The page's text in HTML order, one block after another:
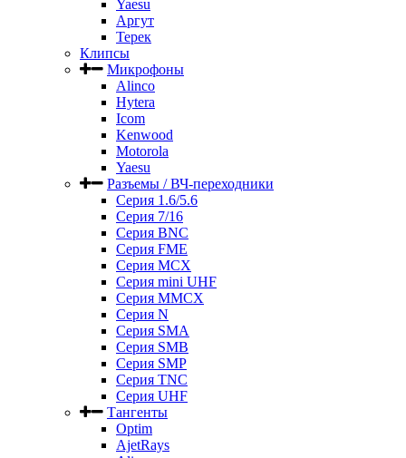
Yaesu
Аргут
Терек
Клипсы
Микрофоны
Alinco
Hytera
Icom
Kenwood
Motorola
Yaesu
Разъемы / ВЧ-переходники
Серия 1.6/5.6
Серия 7/16
Серия BNC
Серия FME
Серия MCX
Серия mini UHF
Серия MMCX
Серия N
Серия SMA
Серия SMB
Серия SMP
Серия TNC
Серия UHF
Тангенты
Optim
AjetRays